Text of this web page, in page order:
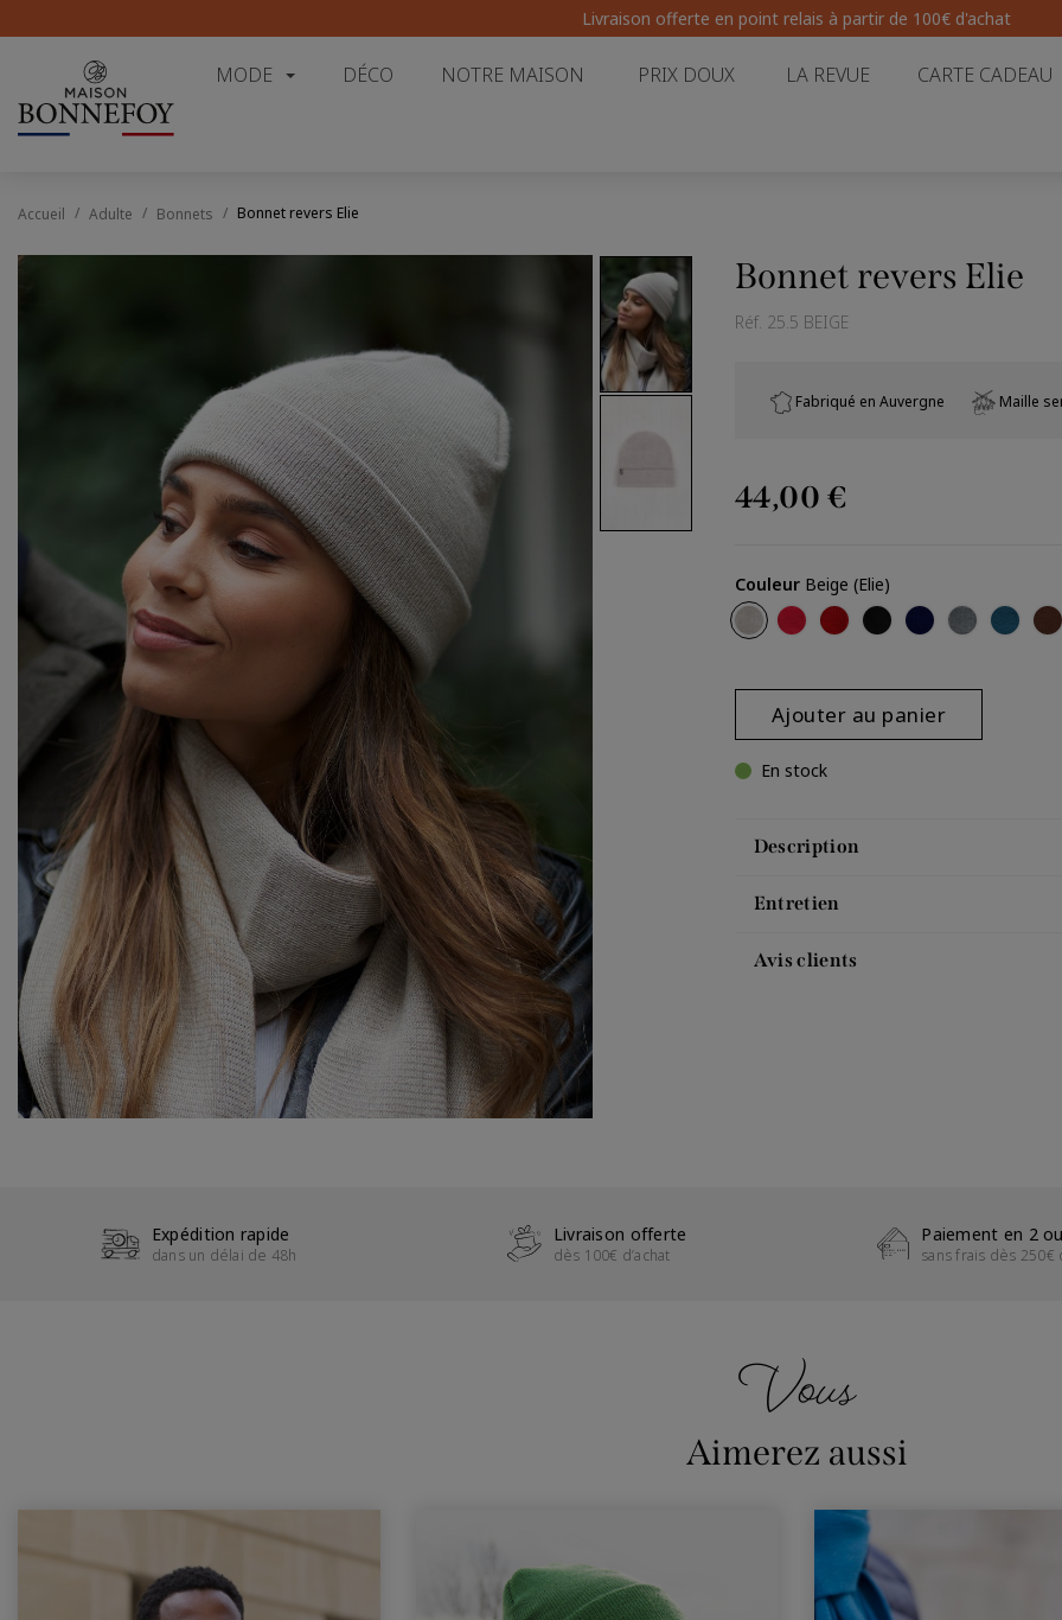
Livraison offerte en point relais à partir de 100€ d'achat
MODE DÉCO NOTRE MAISON PRIX DOUX LA REVUE CARTE CADEAU
Accueil Adulte Bonnets Bonnet revers Elie
Bonnet revers Elie
Réf. 25.5 BEIGE
Fabriqué en Auvergne Maille
44,00 €
Couleur Beige (Elie)
Beige (Elie)
Pastèque (Elie)
Rouge (Elie)
Noir (Elie)Officier (Elie)
Fer (Elie)
Cobalt
Ajouter au panier
En stock
Description
Entretien
Avis clients
Expédition rapide
dans un délai de 48h
Livraison offerte
dès 100€ d’achat
Paiement en 2
sans frais dès 250€
Vous
Aimerez aussi